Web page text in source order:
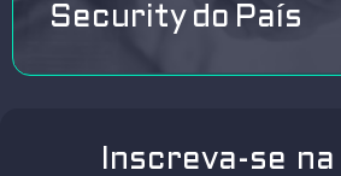
Security do País
Inscreva-se